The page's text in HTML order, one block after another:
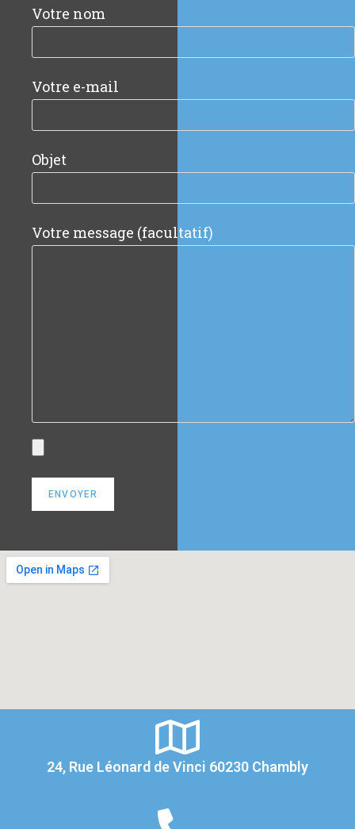
Votre nom
Votre e-mail
Objet
Votre message (facultatif)
24, Rue Léonard de Vinci 60230 Chambly